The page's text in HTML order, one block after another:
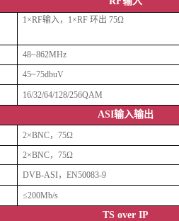
1×RF输入，1×RF 环出 75Ω
48~862MHz
45~75dbuV
16/32/64/128/256QAM
ASI输入输出
2×BNC， 75Ω
2×BNC， 75Ω
DVB-ASI， EN50083-9
≤200Mb/s
TS over IP